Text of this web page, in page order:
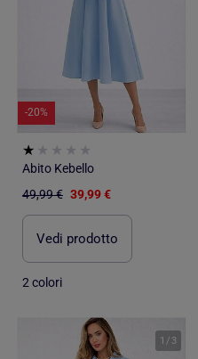
-20%
Abito Kebello
49,99 € 39,99 €
Vedi prodotto
2 colori
1 / 3